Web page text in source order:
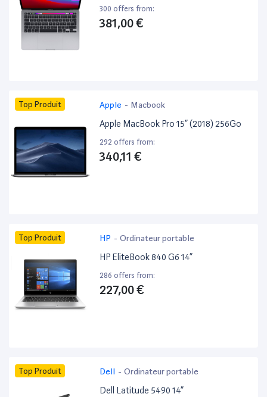
300 offers from:
381,00 €
Top Produit Apple - Macbook
Apple MacBook Pro 15” (2018) 256Go
292 offers from:
340,11 €
Top Produit HP - Ordinateur portable
HP EliteBook 840 G6 14”
286 offers from:
227,00 €
Top Produit Dell - Ordinateur portable
Dell Latitude 5490 14”